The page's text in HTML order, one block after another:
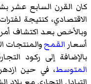
كان القرن السابع عشر
الاقتصادي، كنتيجة
وبالأخص بعد اكتشاف
أسعار القمحوالمنتجات
بالإضافة إلى ركود
المتوسط، في حين